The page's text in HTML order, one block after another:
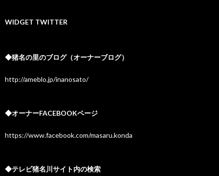
イ
WIDGET TWITTER
◆猪名の里のブログ（オーナーブログ）
http://ameblo.jp/inanosato/
◆オーナーFACEBOOKページ
https://www.facebook.com/masaru.konda
◆テレビ猪名川サイト内の検索